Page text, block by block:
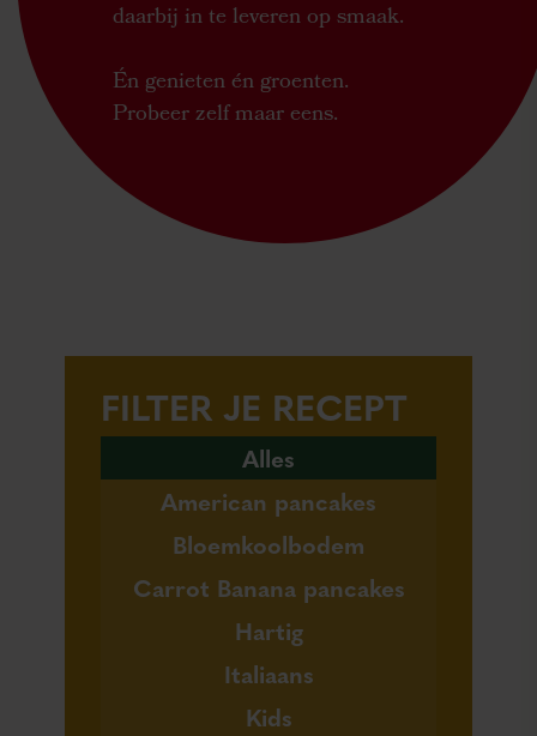
daarbij in te leveren op smaak.
Én genieten én groenten.
Probeer zelf maar eens.
FILTER JE RECEPT
Alles
American pancakes
Bloemkoolbodem
Carrot Banana pancakes
Hartig
Italiaans
Kids